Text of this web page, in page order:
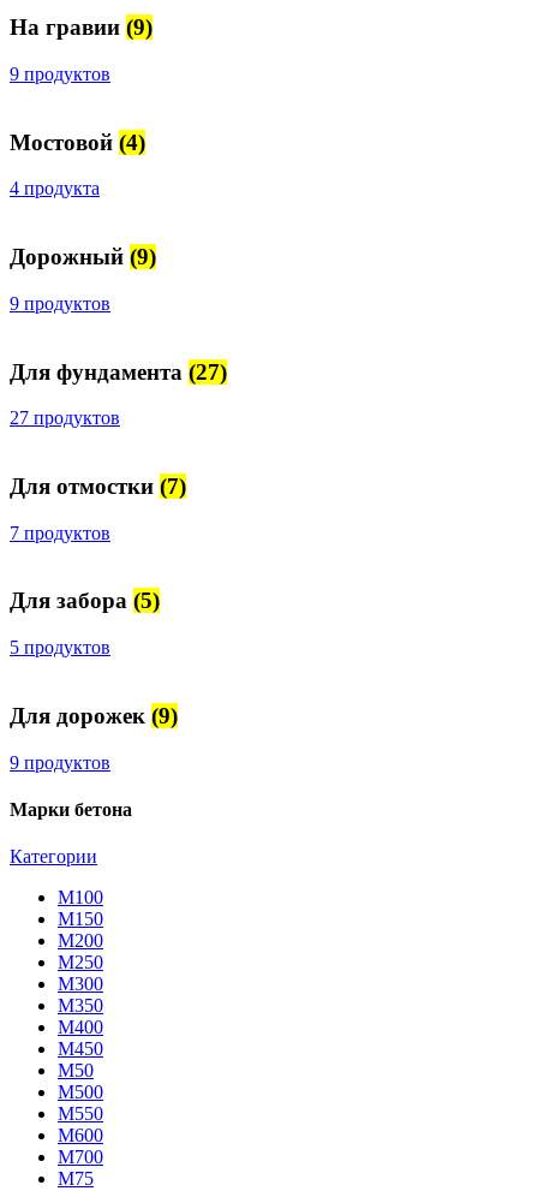
На гравии (9)
9 продуктов
Мостовой (4)
4 продукта
Дорожный (9)
9 продуктов
Для фундамента (27)
27 продуктов
Для отмостки (7)
7 продуктов
Для забора (5)
5 продуктов
Для дорожек (9)
9 продуктов
Марки бетона
Категории
М100
М150
М200
М250
М300
М350
М400
М450
М50
М500
М550
М600
М700
М75